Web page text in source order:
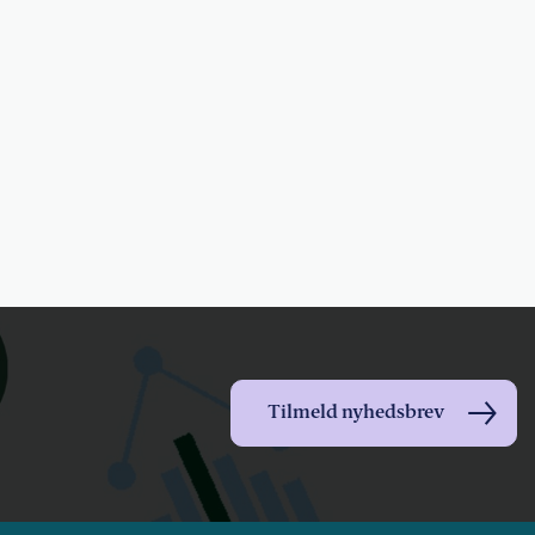
Tilmeld nyhedsbrev